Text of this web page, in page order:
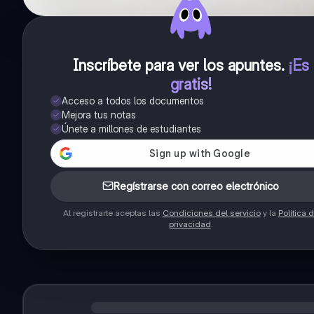
Inscríbete para ver los apuntes. ¡Es
gratis!
Acceso a todos los documentos
Mejora tus notas
Únete a millones de estudiantes
Regístrarse con correo electrónico
Al registrarte aceptas las Condiciones del servicioy la Política
privacidad.